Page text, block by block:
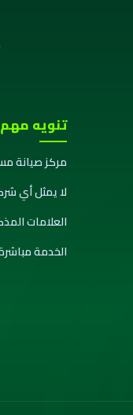
تنويه مهم
مركز صيانة
لا يمثل أي
العلامات
الخدمة